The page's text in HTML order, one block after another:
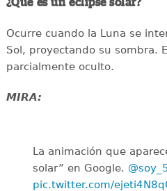
¿Qué es un eclipse solar?
Ocurre cuando la Luna se
Sol, proyectando su sombra.
parcialmente oculto.
MIRA:
La animación que
solar” en Google.
pic.twitter.com/